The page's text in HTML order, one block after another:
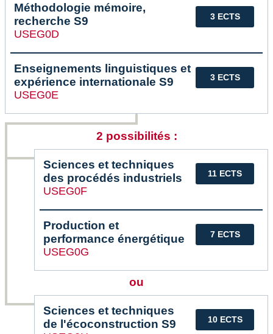
3 ECTS
Méthodologie mémoire,
recherche S9
USEG0D
3 ECTS
Enseignements linguistiques et
expérience internationale S9
USEG0E
2 possibilités :
11 ECTS
Sciences et techniques
des procédés industriels
USEG0F
7 ECTS
Production et
performance énergétique
USEG0G
ou
10 ECTS
Sciences et techniques
de l'écoconstruction S9